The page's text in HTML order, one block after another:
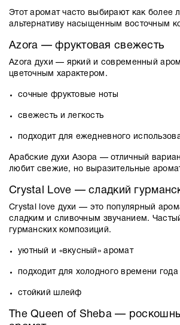
Этот аромат часто выбирают как более
альтернативу насыщенным восточным
Azora — фруктовая свежесть
Azora духи — яркий и современный
цветочным характером.
сочные фруктовые ноты
свежесть и легкость
подходит для ежедневного
Арабские духи Азора — отличный
любит свежие, но выразительные
Crystal Love — сладкий
Crystal love духи — это популярный
сладким и сливочным звучанием.
гурманских композиций.
уютный и «вкусный» аромат
подходит для холодного времени года
стойкий шлейф
The Queen of Sheba —